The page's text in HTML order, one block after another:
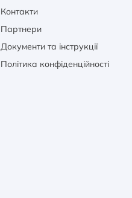
Контакти
Партнери
Документи та інструкції
Політика конфіденційності